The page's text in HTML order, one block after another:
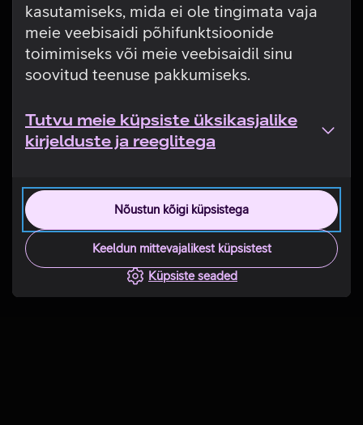
kasutamiseks, mida ei ole tingimata vaja
meie veebisaidi põhifunktsioonide
toimimiseks või meie veebisaidil sinu
soovitud teenuse pakkumiseks.
Tutvu meie küpsiste üksikasjalike
kirjelduste ja reeglitega
Nõustun kõigi küpsistega
Keeldun mittevajalikest küpsistest
Küpsiste seaded
Tehniline viga